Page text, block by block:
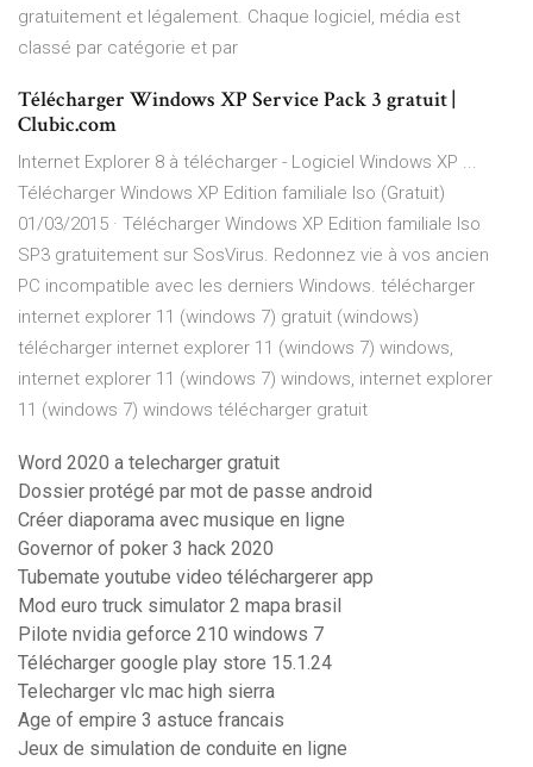
gratuitement et légalement. Chaque logiciel, média est
classé par catégorie et par
Télécharger Windows XP Service Pack 3 gratuit |
Clubic.com
Internet Explorer 8 à télécharger - Logiciel Windows XP ...
Télécharger Windows XP Edition familiale Iso (Gratuit)
01/03/2015 · Télécharger Windows XP Edition familiale Iso
SP3 gratuitement sur SosVirus. Redonnez vie à vos ancien
PC incompatible avec les derniers Windows. télécharger
internet explorer 11 (windows 7) gratuit (windows)
télécharger internet explorer 11 (windows 7) windows,
internet explorer 11 (windows 7) windows, internet explorer
11 (windows 7) windows télécharger gratuit
Word 2020 a telecharger gratuit
Dossier protégé par mot de passe android
Créer diaporama avec musique en ligne
Governor of poker 3 hack 2020
Tubemate youtube video téléchargerer app
Mod euro truck simulator 2 mapa brasil
Pilote nvidia geforce 210 windows 7
Télécharger google play store 15.1.24
Telecharger vlc mac high sierra
Age of empire 3 astuce francais
Jeux de simulation de conduite en ligne